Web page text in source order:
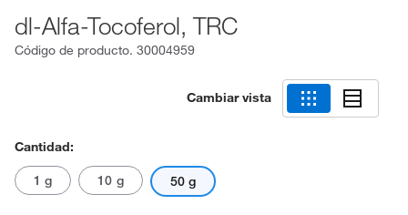
dl-Alfa-Tocoferol, TRC
Código de producto. 30004959
Cambiar vista
Cantidad:
1 g 10 g 50 g